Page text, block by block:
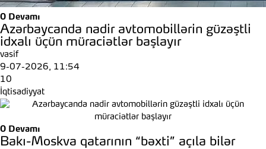
0 Devamı
Azərbaycanda nadir avtomobillərin güzəştli
idxalı üçün müraciətlər başlayır
vasif
9-07-2026, 11:54
10
İqtisadiyyat
0 Devamı
Bakı-Moskva qatarının “bəxti” açıla bilər